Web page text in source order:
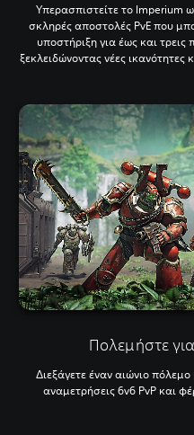
Υπερασπιστείτε το Imperium
σκληρές αποστολές PvE που
υποστήριξη για έως και τρεις
ξεκλειδώνοντας νέες
Πολεμήστε
Διεξάγετε έναν αιώνιο
αναμετρήσεις 6v6 PvP και